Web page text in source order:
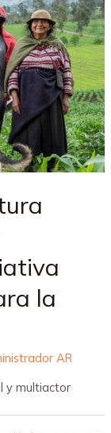
la
AR
y multiactor